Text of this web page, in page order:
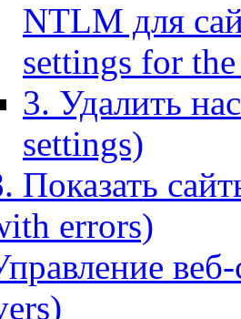
NTLM для
settings for
3. Удалить
settings)
Показать
errors)